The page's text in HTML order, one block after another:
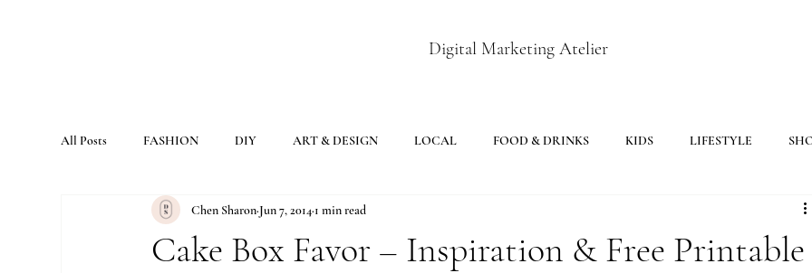
Digital Marketing Atelier
All Posts FASHION DIY ART & DESIGN LOCAL FOOD & DRINKS KIDS LIFESTYLE
Cake Box Favor – Inspiration & Free Printable
Chen Sharon Jun 7, 2014 1 min read